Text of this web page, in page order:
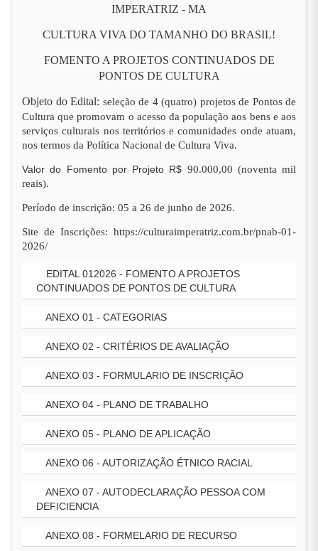
IMPERATRIZ - MA
CULTURA VIVA DO TAMANHO DO BRASIL!
FOMENTO A PROJETOS CONTINUADOS DE
PONTOS DE CULTURA
Objeto do Edital: seleção de 4 (quatro) projetos de Pontos de
Cultura que promovam o acesso da população aos bens e aos
serviços culturais nos territórios e comunidades onde atuam,
nos termos da Política Nacional de Cultura Viva.
Valor do Fomento por Projeto R$ 90.000,00 (noventa mil
reais).
Período de inscrição: 05 a 26 de junho de 2026.
Site de Inscrições: https://culturaimperatriz.com.br/pnab-01-
2026/
EDITAL 012026 - FOMENTO A PROJETOS
CONTINUADOS DE PONTOS DE CULTURA
ANEXO 01 - CATEGORIAS
ANEXO 02 - CRITÉRIOS DE AVALIAÇÃO
ANEXO 03 - FORMULARIO DE INSCRIÇÃO
ANEXO 04 - PLANO DE TRABALHO
ANEXO 05 - PLANO DE APLICAÇÃO
ANEXO 06 - AUTORIZAÇÃO ÉTNICO RACIAL
ANEXO 07 - AUTODECLARAÇÃO PESSOA COM
DEFICIENCIA
ANEXO 08 - FORMELARIO DE RECURSO